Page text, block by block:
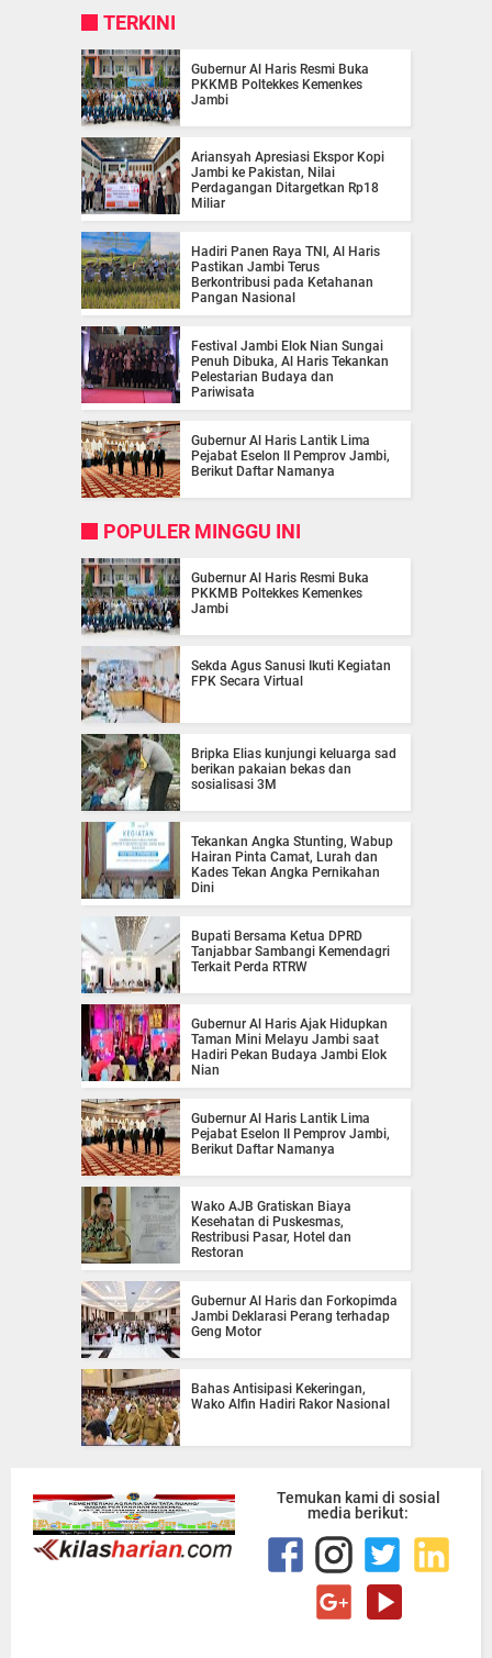
TERKINI
Gubernur Al Haris Resmi Buka
PKKMB Poltekkes Kemenkes
Jambi
Ariansyah Apresiasi Ekspor Kopi
Jambi ke Pakistan, Nilai
Perdagangan Ditargetkan Rp18
Miliar
Hadiri Panen Raya TNI, Al Haris
Pastikan Jambi Terus
Berkontribusi pada Ketahanan
Pangan Nasional
Festival Jambi Elok Nian Sungai
Penuh Dibuka, Al Haris Tekankan
Pelestarian Budaya dan
Pariwisata
Gubernur Al Haris Lantik Lima
Pejabat Eselon II Pemprov Jambi,
Berikut Daftar Namanya
POPULER MINGGU INI
Gubernur Al Haris Resmi Buka
PKKMB Poltekkes Kemenkes
Jambi
Sekda Agus Sanusi Ikuti Kegiatan
FPK Secara Virtual
Bripka Elias kunjungi keluarga sad
berikan pakaian bekas dan
sosialisasi 3M
Tekankan Angka Stunting, Wabup
Hairan Pinta Camat, Lurah dan
Kades Tekan Angka Pernikahan
Dini
Bupati Bersama Ketua DPRD
Tanjabbar Sambangi Kemendagri
Terkait Perda RTRW
Gubernur Al Haris Ajak Hidupkan
Taman Mini Melayu Jambi saat
Hadiri Pekan Budaya Jambi Elok
Nian
Gubernur Al Haris Lantik Lima
Pejabat Eselon II Pemprov Jambi,
Berikut Daftar Namanya
Wako AJB Gratiskan Biaya
Kesehatan di Puskesmas,
Restribusi Pasar, Hotel dan
Restoran
Gubernur Al Haris dan Forkopimda
Jambi Deklarasi Perang terhadap
Geng Motor
Bahas Antisipasi Kekeringan,
Wako Alfin Hadiri Rakor Nasional
Temukan kami di sosial
media berikut: